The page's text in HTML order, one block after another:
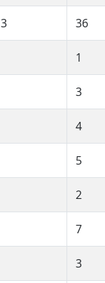
3 36
1
3
4
5
2
7
3